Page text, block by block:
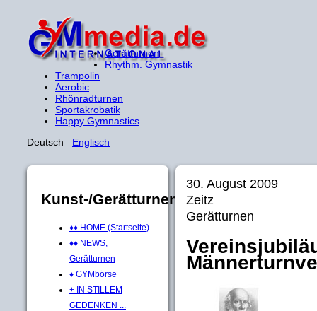
Gerätturnen
Rhythm. Gymnastik
Trampolin
Aerobic
Rhönradturnen
Sportakrobatik
Happy Gymnastics
Deutsch Englisch
Kunst-/Gerätturnen
♦♦ HOME (Startseite)
♦♦ NEWS,
Gerätturnen
♦ GYMbörse
+ IN STILLEM
GEDENKEN ...
30. August 2009
Zeitz
Gerätturnen